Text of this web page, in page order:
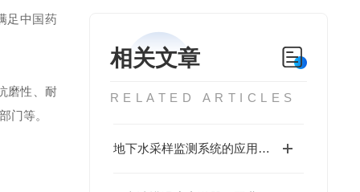
相关文章
RELATED ARTICLES
地下水采样监测系统的应用范围
足中国药
磨性、耐
门等。